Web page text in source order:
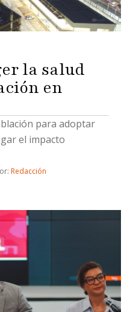
la salud
en
para adoptar
el impacto
Redacción